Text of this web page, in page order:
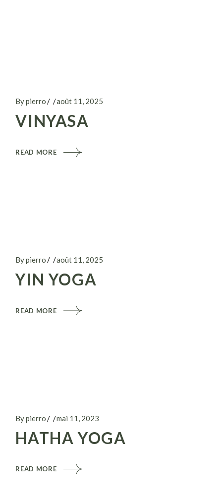
By pierro août 11, 2025
VINYASA
READ MORE
By pierro août 11, 2025
YIN YOGA
READ MORE
By pierro mai 11, 2023
HATHA YOGA
READ MORE